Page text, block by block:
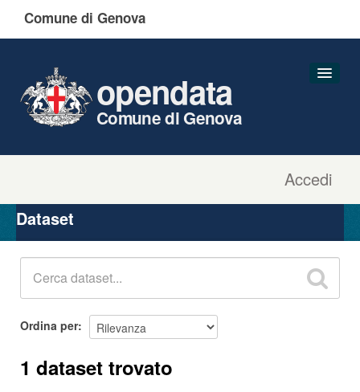
Comune di Genova
Accedi
opendata
Comune di Genova
Organizzazioni
Gruppi
Dataset
Ordina per
1 dataset trovato